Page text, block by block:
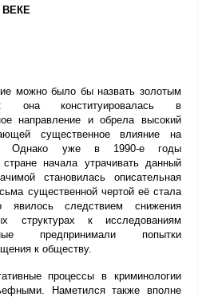
ВЕКЕ
можно было бы назвать золотым
она конституировалась в
направление и обрела высокий
существенное влияние на
Однако уже в 1990-е годы
начала утрачивать данный
становилась описательная
существенной чертой её стала
явилось следствием снижения
структурах к исследованиям
предпринимали попытки
к обществу.
процессы в криминологии
Наметился также вполне